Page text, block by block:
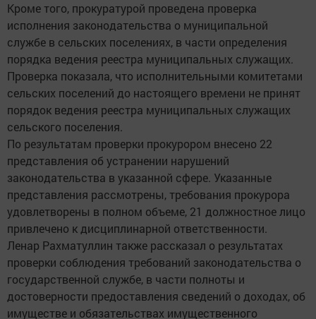
Кроме того, прокуратурой проведена проверка
исполнения законодательства о муниципальной
службе в сельских поселениях, в части определения
порядка ведения реестра муниципальных служащих.
Проверка показала, что исполнительными комитетами
сельских поселений до настоящего времени не принят
порядок ведения реестра муниципальных служащих
сельского поселения.
По результатам проверки прокурором внесено 22
представления об устранении нарушений
законодательства в указанной сфере. Указанные
представления рассмотрены, требования прокурора
удовлетворены в полном объеме, 21 должностное лицо
привлечено к дисциплинарной ответственности.
Ленар Рахматуллин также рассказал о результатах
проверки соблюдения требований законодательства о
государственной службе, в части полноты и
достоверности предоставления сведений о доходах, об
имуществе и обязательствах имущественного